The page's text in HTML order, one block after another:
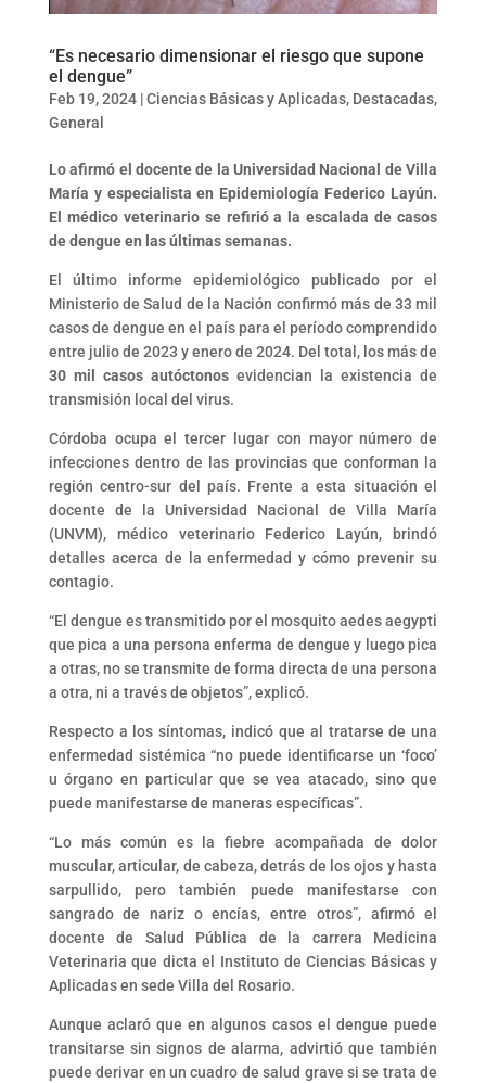
“Es necesario dimensionar el riesgo que supone
el dengue”
Feb 19, 2024|Ciencias Básicas y Aplicadas, Destacadas,
General
Lo afirmó el docente de la Universidad Nacional de Villa
María y especialista en Epidemiología Federico Layún.
El médico veterinario se refirió a la escalada de casos
de dengue en las últimas semanas.
El último informe epidemiológico publicado por el
Ministerio de Salud de la Nación confirmó más de 33 mil
casos de dengue en el país para el período comprendido
entre julio de 2023 y enero de 2024. Del total, los más de
30 mil casos autóctonosevidencian la existencia de
transmisión local del virus.
Córdoba ocupa el tercer lugar con mayor número de
infecciones dentro de las provincias que conforman la
región centro-sur del país. Frente a esta situación el
docente de la Universidad Nacional de Villa María
(UNVM), médico veterinario Federico Layún, brindó
detalles acerca de la enfermedad y cómo prevenir su
contagio.
“El dengue es transmitido por el mosquito aedes aegypti
que pica a una persona enferma de dengue y luego pica
a otras, no se transmite de forma directa de una persona
a otra, ni a través de objetos”, explicó.
Respecto a los síntomas, indicó que al tratarse de una
enfermedad sistémica “no puede identificarse un ‘foco’
u órgano en particular que se vea atacado, sino que
puede manifestarse de maneras específicas”.
“Lo más común es la fiebre acompañada de dolor
muscular, articular, de cabeza, detrás de los ojos y hasta
sarpullido, pero también puede manifestarse con
sangrado de nariz o encías, entre otros”, afirmó el
docente de Salud Pública de la carrera Medicina
Veterinaria que dicta el Instituto de Ciencias Básicas y
Aplicadas en sede Villa del Rosario.
Aunque aclaró que en algunos casos el dengue puede
transitarse sin signos de alarma, advirtió que también
puede derivar en un cuadro de salud grave si se trata de